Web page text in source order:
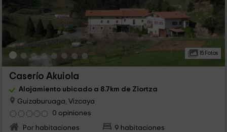
15 Fotos
Caserío Akuiola
Alojamiento ubicado a 8.7km de Ziortza
Guizaburuaga, Vizcaya
0 opiniones
Por habitaciones
9 habitaciones